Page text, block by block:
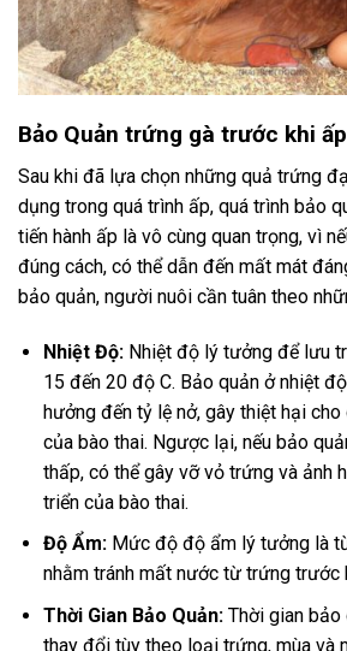
Bảo Quản trứng gà trước khi ấp
Sau khi đã lựa chọn những quả trứng
dụng trong quá trình ấp, quá trình bảo
tiến hành ấp là vô cùng quan trọng, vì
đúng cách, có thể dẫn đến mất mát
bảo quản, người nuôi cần tuân theo
Nhiệt Độ:Nhiệt độ lý tưởng để lưu
15 đến 20 độ C. Bảo quản ở nhiệt
hưởng đến tỷ lệ nở, gây thiệt hại cho
của bào thai. Ngược lại, nếu bảo
thấp, có thể gây vỡ vỏ trứng và ảnh
triển của bào thai.
Độ Ẩm:Mức độ độ ẩm lý tưởng là
nhằm tránh mất nước từ trứng trước
Thời Gian Bảo Quản:Thời gian bảo
thay đổi tùy theo loại trứng, mùa và